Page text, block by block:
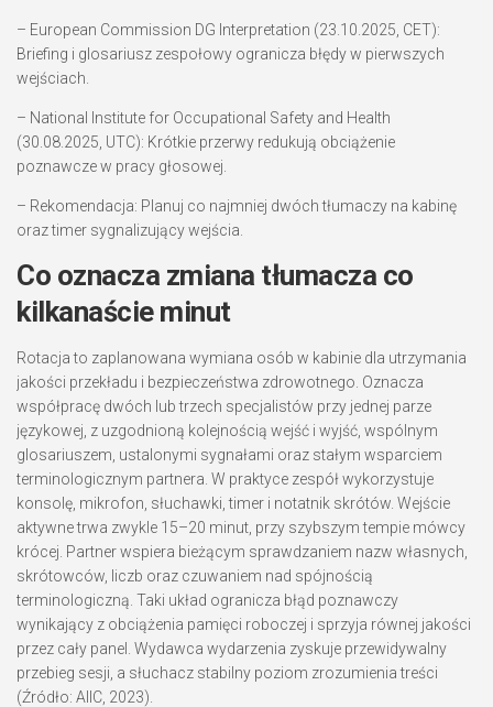
– European Commission DG Interpretation (23.10.2025, CET):
Briefing i glosariusz zespołowy ogranicza błędy w pierwszych
wejściach.
– National Institute for Occupational Safety and Health
(30.08.2025, UTC): Krótkie przerwy redukują obciążenie
poznawcze w pracy głosowej.
– Rekomendacja: Planuj co najmniej dwóch tłumaczy na kabinę
oraz timer sygnalizujący wejścia.
Co oznacza zmiana tłumacza co
kilkanaście minut
Rotacja to zaplanowana wymiana osób w kabinie dla utrzymania
jakości przekładu i bezpieczeństwa zdrowotnego. Oznacza
współpracę dwóch lub trzech specjalistów przy jednej parze
językowej, z uzgodnioną kolejnością wejść i wyjść, wspólnym
glosariuszem, ustalonymi sygnałami oraz stałym wsparciem
terminologicznym partnera. W praktyce zespół wykorzystuje
konsolę, mikrofon, słuchawki, timer i notatnik skrótów. Wejście
aktywne trwa zwykle 15–20 minut, przy szybszym tempie mówcy
krócej. Partner wspiera bieżącym sprawdzaniem nazw własnych,
skrótowców, liczb oraz czuwaniem nad spójnością
terminologiczną. Taki układ ogranicza błąd poznawczy
wynikający z obciążenia pamięci roboczej i sprzyja równej jakości
przez cały panel. Wydawca wydarzenia zyskuje przewidywalny
przebieg sesji, a słuchacz stabilny poziom zrozumienia treści
(Źródło: AIIC, 2023).